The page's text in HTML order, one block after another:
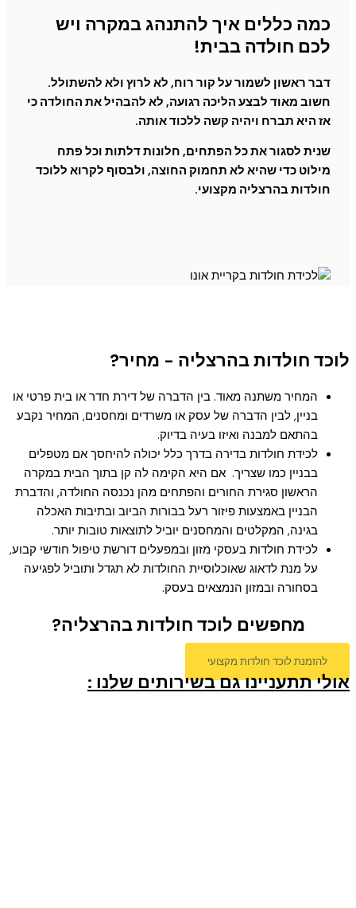
כמה כללים איך להתנהג במקרה ויש
לכם חולדה בבית!
דבר ראשון לשמור על קור רוח, לא לרוץ ולא להשתולל.
חשוב מאוד לבצע הליכה רגועה, לא להבהיל את החולדה כי
אז היא תברח ויהיה קשה ללכוד אותה.
שנית לסגור את כל הפתחים, חלונות דלתות וכל פתח
מילוט כדי שהיא לא תחמוק החוצה, ולבסוף לקרוא ללוכד
חולדות בהרצליה מקצועי.
לוכד חולדות בהרצליה - מחיר?
המחיר משתנה מאוד. בין הדברה של דירת חדר או בית פרטי או
בניין, לבין הדברה של עסק או משרדים ומחסנים, המחיר נקבע
בהתאם למבנה ואיזו בעיה בדיוק.
לכידת חולדות בדירה בדרך כלל יכולה להיחסך אם מטפלים
בבניין כמו שצריך. אם היא הקימה לה קן בתוך הבית במקרה
הראשון סגירת החורים והפתחים מהן נכנסה החולדה, והדברת
הבניין באמצעות פיזור רעל בבורות הביוב ובתיבות האכלה
בגינה, המקלטים והמחסנים יוביל לתוצאות טובות יותר.
לכידת חולדות בעסקי מזון ובמפעלים דורשת טיפול חודשי קבוע,
על מנת לדאוג שאוכלוסיית החולדות לא תגדל ותוביל לפגיעה
בסחורה ובמזון הנמצאים בעסק.
מחפשים לוכד חולדות בהרצליה?
להזמנת לוכד חולדות מקצועי
אולי תתעניינו גם בשירותים שלנו :